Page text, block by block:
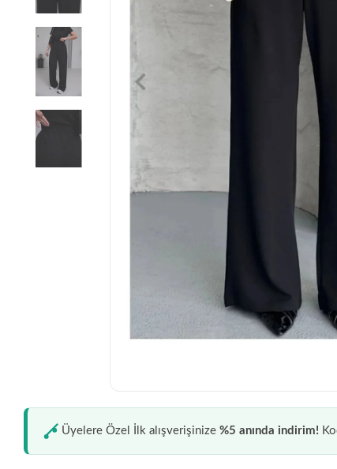
Üyelere Özel İlk alışverişinize%5 anında indirim!